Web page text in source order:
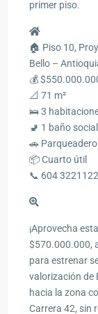
primer piso.
🏠 Piso 10,
Bello –
💰
📐 71 m²
🛌 3
🚽 1 baño
🚗
📦 Cuarto útil
📞 604
¡Aprovecha
$570.000.000,
para estrenar
valorización de
hacia la zona
Carrera 42, sin